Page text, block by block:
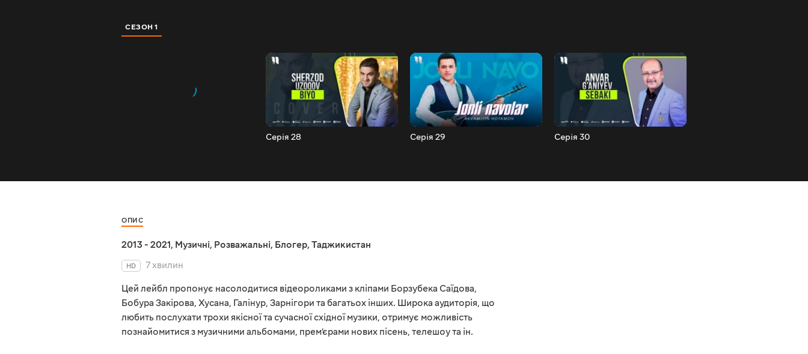
СЕЗОН 1
Серія 28 Серія 29 Серія 30
ОПИС
2013 - 2021, Музичні, Розважальні, Блогер, Таджикистан
HD
7 хвилин
Цей лейбл пропонує насолодитися відеороликами з кліпами Борзубека Саїдова,
Бобура Закірова, Хусана, Галінур, Зарнігори та багатьох інших. Широка аудиторія, що
любить послухати трохи якісної та сучасної східної музики, отримує можливість
познайомитися з музичними альбомами, прем’єрами нових пісень, телешоу та ін.